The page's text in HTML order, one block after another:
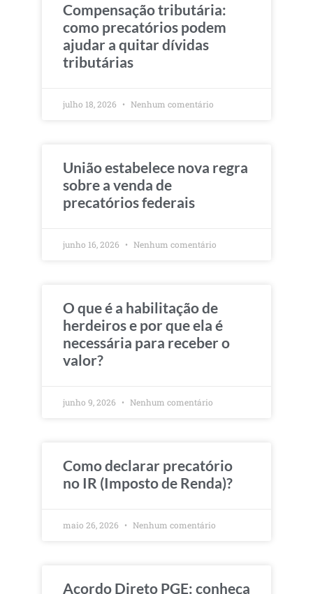
Compensação tributária:
como precatórios podem
ajudar a quitar dívidas
tributárias
julho 18, 2026 Nenhum comentário
União estabelece nova regra
sobre a venda de
precatórios federais
junho 16, 2026 Nenhum comentário
O que é a habilitação de
herdeiros e por que ela é
necessária para receber o
valor?
junho 9, 2026 Nenhum comentário
Como declarar precatório
no IR (Imposto de Renda)?
maio 26, 2026 Nenhum comentário
Acordo Direto PGE: conheça